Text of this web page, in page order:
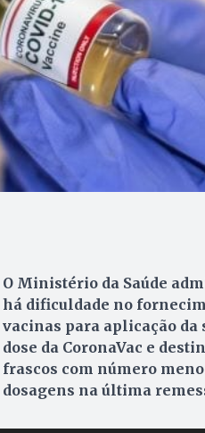
O Ministério da Saúde
há dificuldade no
vacinas para aplicação da
dose da CoronaVac e
frascos com número
dosagens na última